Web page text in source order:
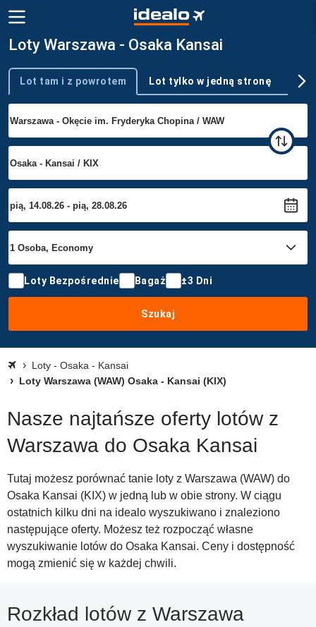
Loty Warszawa - Osaka Kansai
Typ podróży
Lot tam i z powrotem Lot tylko w jedną stronę
Loty Bezpośrednie Bagaż ±3 Dni
Szukaj
Loty - Osaka - Kansai
Loty Warszawa (WAW) Osaka - Kansai (KIX)
Nasze najtańsze oferty lotów z
Warszawa do Osaka Kansai
Tutaj możesz porównać tanie loty z Warszawa (WAW) do
Osaka Kansai (KIX) w jedną lub w obie strony. W ciągu
ostatnich kilku dni na idealo wyszukiwano i znaleziono
następujące oferty. Możesz też rozpocząć własne
wyszukiwanie lotów do Osaka Kansai. Ceny i dostępność
mogą zmienić się w każdej chwili.
Rozkład lotów z Warszawa